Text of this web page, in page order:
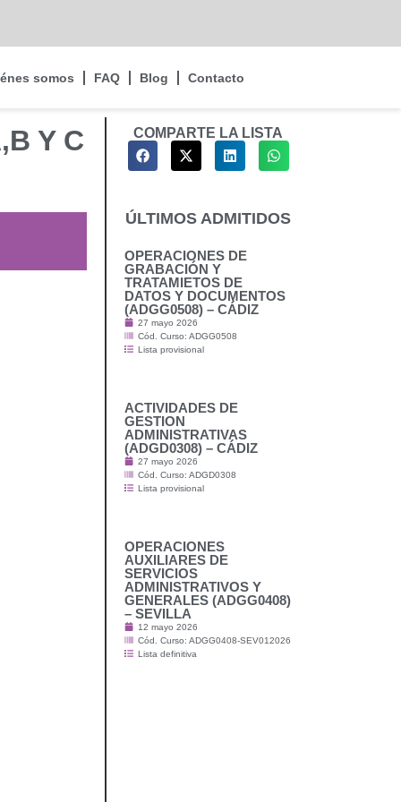
somos FAQ Blog Contacto
Y C
COMPARTE LA LISTA
ÚLTIMOS ADMITIDOS
OPERACIONES DE
GRABACIÓN Y
TRATAMIETOS DE
DATOS Y DOCUMENTOS
(ADGG0508) – CÁDIZ
27 mayo 2026
Cód. Curso: ADGG0508
Lista provisional
ACTIVIDADES DE
GESTION
ADMINISTRATIVAS
(ADGD0308) – CÁDIZ
27 mayo 2026
Cód. Curso: ADGD0308
Lista provisional
OPERACIONES
AUXILIARES DE
SERVICIOS
ADMINISTRATIVOS Y
GENERALES (ADGG0408)
– SEVILLA
12 mayo 2026
Cód. Curso: ADGG0408-SEV012026
Lista definitiva